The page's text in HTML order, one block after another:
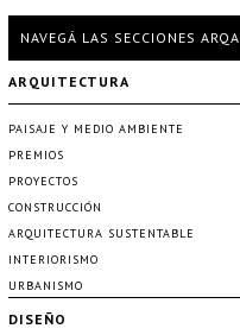
NAVEGÁ LAS SECCIONES ARQA
ARQUITECTURA
PAISAJE Y MEDIO AMBIENTE
PREMIOS
PROYECTOS
CONSTRUCCIÓN
ARQUITECTURA SUSTENTABLE
INTERIORISMO
URBANISMO
DISEÑO